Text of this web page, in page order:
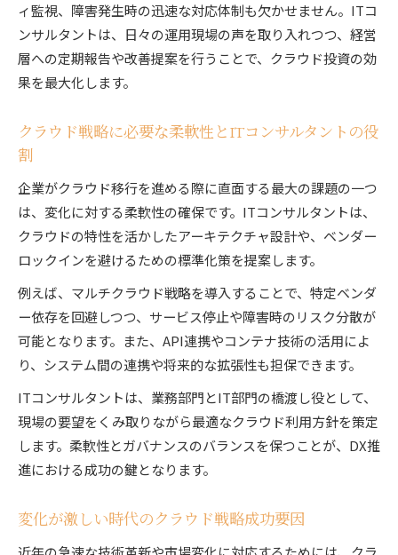
ィ監視、障害発生時の迅速な対応体制も欠かせません。ITコ
ンサルタントは、日々の運用現場の声を取り入れつつ、経営
層への定期報告や改善提案を行うことで、クラウド投資の効
果を最大化します。
クラウド戦略に必要な柔軟性とITコンサルタントの役
割
企業がクラウド移行を進める際に直面する最大の課題の一つ
は、変化に対する柔軟性の確保です。ITコンサルタントは、
クラウドの特性を活かしたアーキテクチャ設計や、ベンダー
ロックインを避けるための標準化策を提案します。
例えば、マルチクラウド戦略を導入することで、特定ベンダ
ー依存を回避しつつ、サービス停止や障害時のリスク分散が
可能となります。また、API連携やコンテナ技術の活用によ
り、システム間の連携や将来的な拡張性も担保できます。
ITコンサルタントは、業務部門とIT部門の橋渡し役として、
現場の要望をくみ取りながら最適なクラウド利用方針を策定
します。柔軟性とガバナンスのバランスを保つことが、DX推
進における成功の鍵となります。
変化が激しい時代のクラウド戦略成功要因